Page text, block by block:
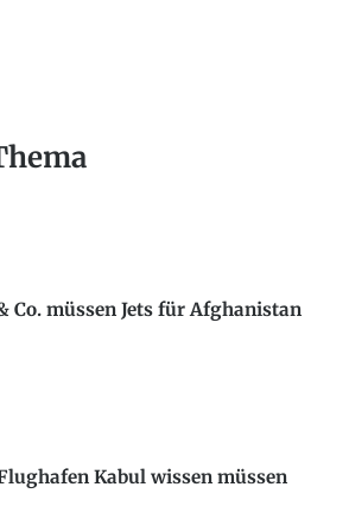
Co. müssen Jets für Afghanistan
Kabul wissen müssen